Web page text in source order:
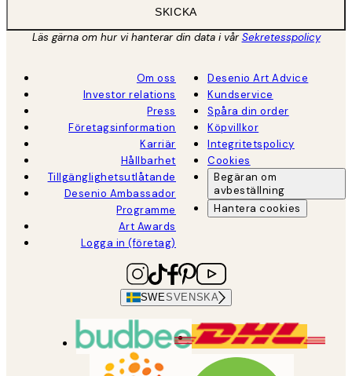
SKICKA
Läs gärna om hur vi hanterar din data i vårSekretesspolicy
Om oss
Investor relations
Press
Företagsinformation
Karriär
Hållbarhet
Tillgänglighetsutlåtande
Desenio Ambassador
Programme
Art Awards
Logga in (företag)
Desenio Art Advice
Kundservice
Spåra din order
Köpvillkor
Integritetspolicy
Cookies
Begäran om
avbeställning
Hantera cookies
SWESVENSKA